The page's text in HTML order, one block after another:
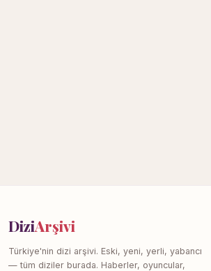
DiziArşivi
Türkiye'nin dizi arşivi. Eski, yeni, yerli, yabancı
— tüm diziler burada. Haberler, oyuncular,